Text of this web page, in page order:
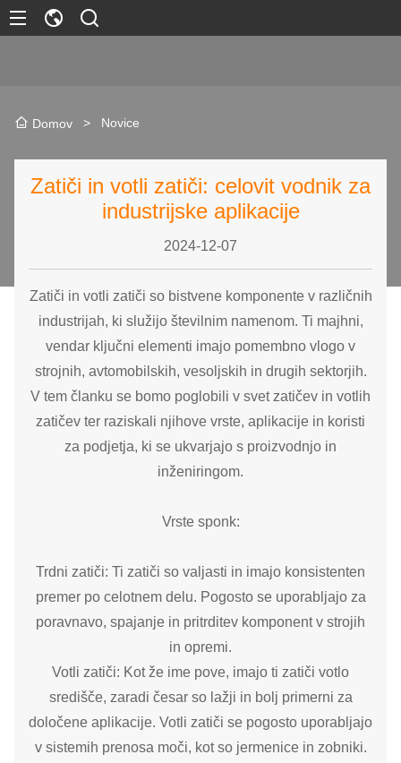
Domov > Novice
Zatiči in votli zatiči: celovit vodnik za
industrijske aplikacije
2024-12-07
Zatiči in votli zatiči so bistvene komponente v različnih
industrijah, ki služijo številnim namenom. Ti majhni,
vendar ključni elementi imajo pomembno vlogo v
strojnih, avtomobilskih, vesoljskih in drugih sektorjih.
V tem članku se bomo poglobili v svet zatičev in votlih
zatičev ter raziskali njihove vrste, aplikacije in koristi
za podjetja, ki se ukvarjajo s proizvodnjo in
inženiringom.
Vrste sponk:
Trdni zatiči: Ti zatiči so valjasti in imajo konsistenten
premer po celotnem delu. Pogosto se uporabljajo za
poravnavo, spajanje in pritrditev komponent v strojih
in opremi.
Votli zatiči: Kot že ime pove, imajo ti zatiči votlo
središče, zaradi česar so lažji in bolj primerni za
določene aplikacije. Votli zatiči se pogosto uporabljajo
v sistemih prenosa moči, kot so jermenice in zobniki.